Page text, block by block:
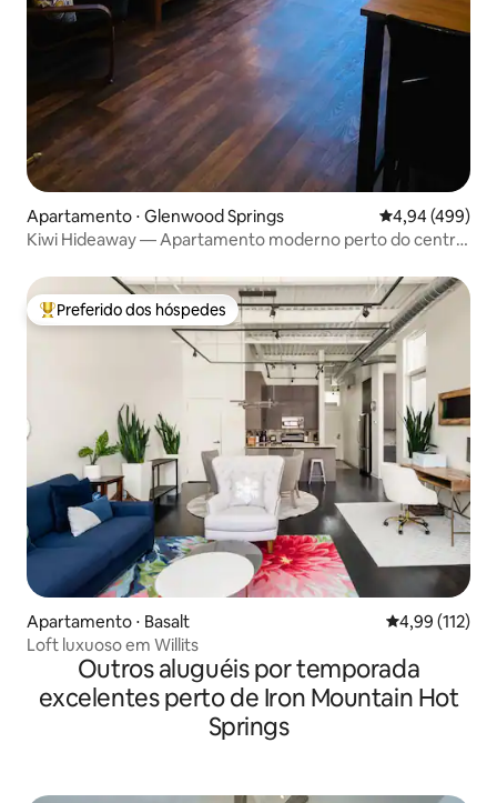
Apartamento ⋅ Glenwood Springs 4,94 de uma
4,94 (499)
Kiwi Hideaway — Apartamento moderno perto do centro
Entre os melhores preferidos dos hóspedes
Preferido dos hóspedes
Apartamento ⋅ Basalt 4,99 de uma
4,99 (112)
Loft luxuoso em Willits
Outros aluguéis por temporada
excelentes perto de Iron Mountain Hot
Springs